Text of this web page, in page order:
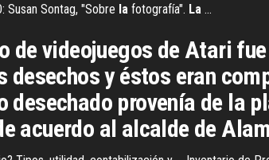
Susan Sontag, "Sobre la fotografía". La ...
de videojuegos de Atari
desechos y éstos eran
desechado provenía de la
acuerdo al alcalde de